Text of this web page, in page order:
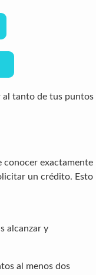
al tanto de tus puntos
conocer exactamente
un crédito. Esto
alcanzar y
al menos dos